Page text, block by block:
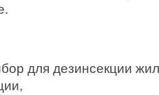
для дезинсекции